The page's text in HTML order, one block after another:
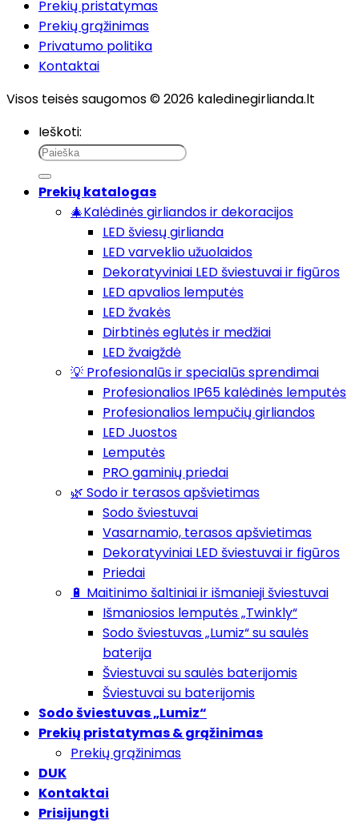
Prekių pristatymas
Prekių grąžinimas
Privatumo politika
Kontaktai
Visos teisės saugomos © 2026 kaledinegirlianda.lt
Ieškoti:
Prekių katalogas
🎄Kalėdinės girliandos ir dekoracijos
LED šviesų girlianda
LED varveklio užuolaidos
Dekoratyviniai LED šviestuvai ir figūros
LED apvalios lemputės
LED žvakės
Dirbtinės eglutės ir medžiai
LED žvaigždė
💡 Profesionalūs ir specialūs sprendimai
Profesionalios IP65 kalėdinės lemputės
Profesionalios lempučių girliandos
LED Juostos
Lemputės
PRO gaminių priedai
🌿 Sodo ir terasos apšvietimas
Sodo šviestuvai
Vasarnamio, terasos apšvietimas
Dekoratyviniai LED šviestuvai ir figūros
Priedai
🔋 Maitinimo šaltiniai ir išmanieji šviestuvai
Išmaniosios lemputės „Twinkly“
Sodo šviestuvas „Lumiz“ su saulės
baterija
Šviestuvai su saulės baterijomis
Šviestuvai su baterijomis
Sodo šviestuvas „Lumiz“
Prekių pristatymas & grąžinimas
Prekių grąžinimas
DUK
Kontaktai
Prisijungti